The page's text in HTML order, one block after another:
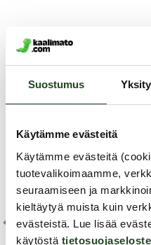
Suostumus
Käytämme evästeitä
Käytämme evästeitä
tuotevalikoimaamme,
seuraamiseen ja
kieltäytyä muista kuin
evästeistä. Lue lisää
käytöstä